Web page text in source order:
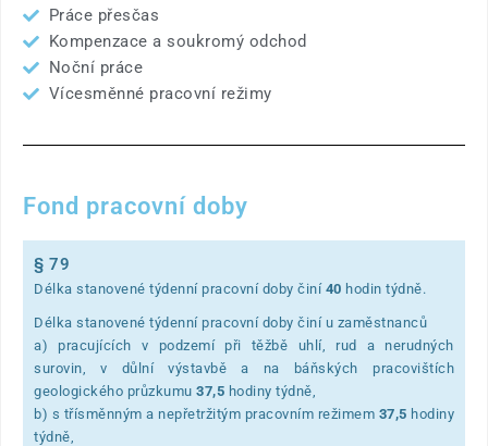
Práce přesčas
Kompenzace a soukromý odchod
Noční práce
Vícesměnné pracovní režimy
Fond pracovní doby
§ 79
Délka stanovené týdenní pracovní doby činí 40 hodin týdně.
Délka stanovené týdenní pracovní doby činí u zaměstnanců
a) pracujících v podzemí při těžbě uhlí, rud a nerudných
surovin, v důlní výstavbě a na báňských pracovištích
geologického průzkumu 37,5 hodiny týdně,
b) s třísměnným a nepřetržitým pracovním režimem 37,5 hodiny
týdně,